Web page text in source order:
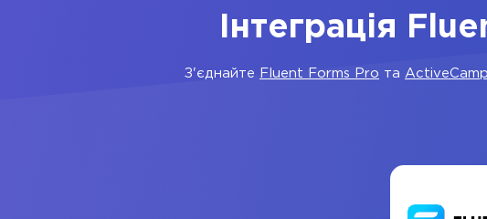
Інтеграція
З'єднайте Fluent Forms Pro та